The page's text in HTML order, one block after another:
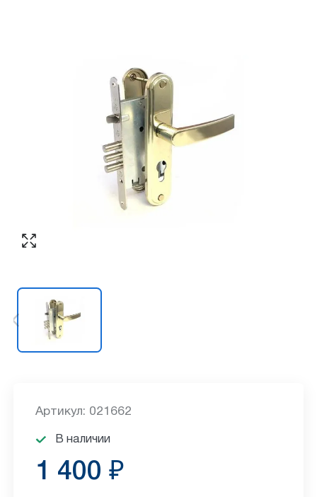
Артикул: 021662
В наличии
1 400 ₽
ПЕРЕЗВОНИТЕ МНЕ
Согласен с обработкой персональных
данных в соответствии сполитикой
конфиденциальности
КУПИТЬ